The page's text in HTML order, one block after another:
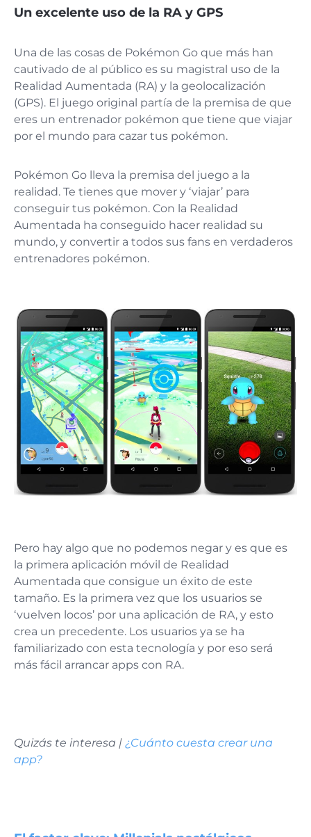
Un excelente uso de la RA y GPS
Una de las cosas de Pokémon Go que más han
cautivado de al público es su magistral uso de la
Realidad Aumentada (RA) y la geolocalización
(GPS). El juego original partía de la premisa de que
eres un entrenador pokémon que tiene que viajar
por el mundo para cazar tus pokémon.
Pokémon Go lleva la premisa del juego a la
realidad. Te tienes que mover y ‘viajar’ para
conseguir tus pokémon. Con la Realidad
Aumentada ha conseguido hacer realidad su
mundo, y convertir a todos sus fans en verdaderos
entrenadores pokémon.
Pero hay algo que no podemos negar y es que es
la primera aplicación móvil de Realidad
Aumentada que consigue un éxito de este
tamaño. Es la primera vez que los usuarios se
‘vuelven locos’ por una aplicación de RA, y esto
crea un precedente. Los usuarios ya se ha
familiarizado con esta tecnología y por eso será
más fácil arrancar apps con RA.
Quizás te interesa | ¿Cuánto cuesta crear una
app?